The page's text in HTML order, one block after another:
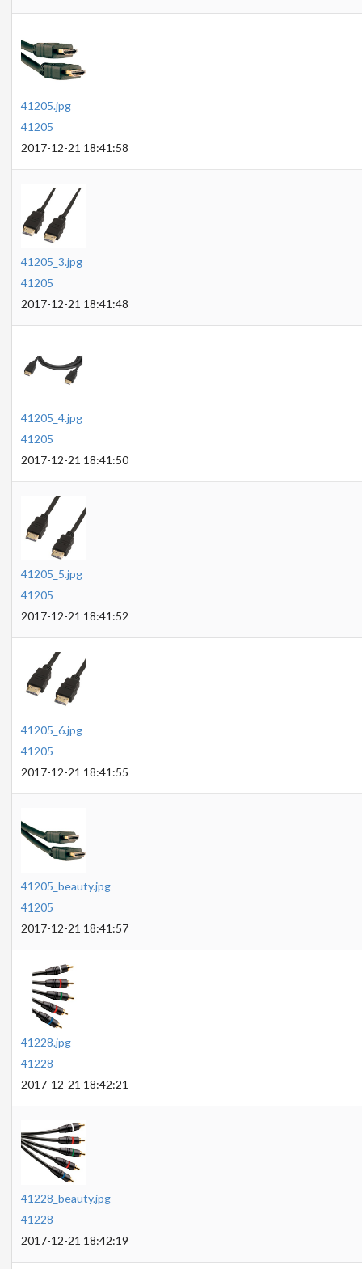
41205.jpg
41205
2017-12-21 18:41:58
41205_3.jpg
41205
2017-12-21 18:41:48
41205_4.jpg
41205
2017-12-21 18:41:50
41205_5.jpg
41205
2017-12-21 18:41:52
41205_6.jpg
41205
2017-12-21 18:41:55
41205_beauty.jpg
41205
2017-12-21 18:41:57
41228.jpg
41228
2017-12-21 18:42:21
41228_beauty.jpg
41228
2017-12-21 18:42:19